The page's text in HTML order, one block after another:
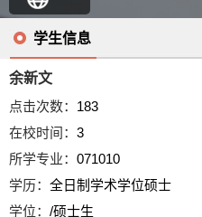
学生信息
余新文
点击次数： 183
在校时间：3
所学专业：071010
学历：全日制学术学位硕士
学位：/硕士生